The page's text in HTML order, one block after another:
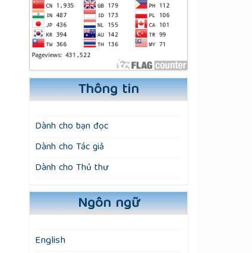
Thông tin
Dành cho bạn đọc
Dành cho Tác giả
Dành cho Thủ thư
Ngôn ngữ
English